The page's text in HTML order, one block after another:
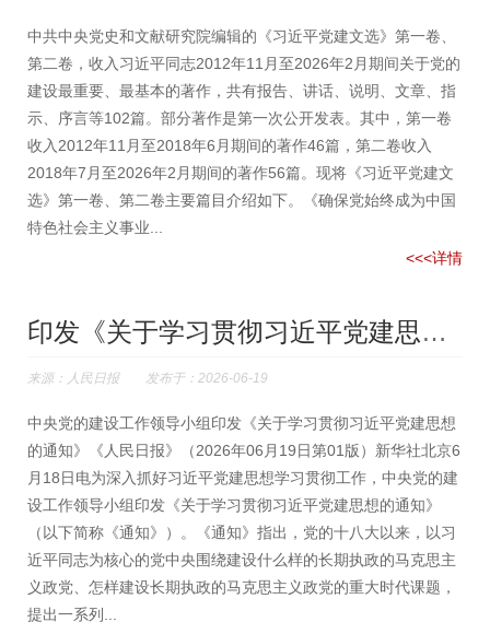
中共中央党史和文献研究院编辑的《习近平党建文选》第一卷、
第二卷，收入习近平同志2012年11月至2026年2月期间关于党的
建设最重要、最基本的著作，共有报告、讲话、说明、文章、指
示、序言等102篇。部分著作是第一次公开发表。其中，第一卷
收入2012年11月至2018年6月期间的著作46篇，第二卷收入
2018年7月至2026年2月期间的著作56篇。现将《习近平党建文
选》第一卷、第二卷主要篇目介绍如下。《确保党始终成为中国
特色社会主义事业...
<<<详情
印发《关于学习贯彻习近平党建思想的通知》
来源：人民日报 发布于：2026-06-19
中央党的建设工作领导小组印发《关于学习贯彻习近平党建思想
的通知》《人民日报》（2026年06月19日第01版）新华社北京6
月18日电为深入抓好习近平党建思想学习贯彻工作，中央党的建
设工作领导小组印发《关于学习贯彻习近平党建思想的通知》
（以下简称《通知》）。《通知》指出，党的十八大以来，以习
近平同志为核心的党中央围绕建设什么样的长期执政的马克思主
义政党、怎样建设长期执政的马克思主义政党的重大时代课题，
提出一系列...